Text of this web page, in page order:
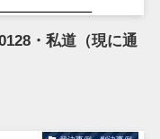
・私道（現に通